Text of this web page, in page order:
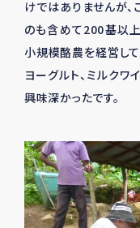
けではありませんが
のも含めて200基以上
小規模酪農を経営し
ヨーグルト、ミルクワ
興味深かったです。